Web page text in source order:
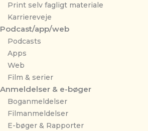
Print selv fagligt materiale
Karriereveje
Podcast/app/web
Podcasts
Apps
Web
Film & serier
Anmeldelser & e-bøger
Boganmeldelser
Filmanmeldelser
E-bøger & Rapporter